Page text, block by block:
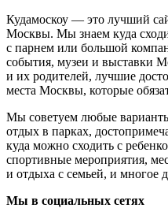
Кудамоскоу — это лучший
Москвы. Мы знаем куда
с парнем или большой
события, музеи и выставки
и их родителей, лучшие
места Москвы, которые
Мы советуем любые
отдых в парках,
куда можно сходить с
спортивные мероприятия,
и отдыха с семьей, и многое
Мы в социальных сетях